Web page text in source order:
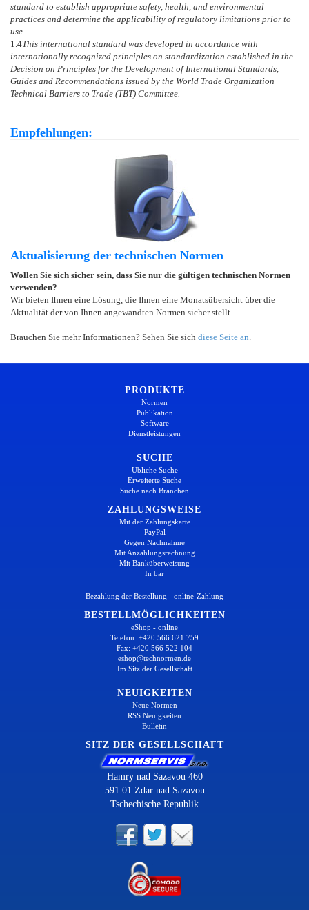
standard to establish appropriate safety, health, and environmental
practices and determine the applicability of regulatory limitations prior to
use.
1.4This international standard was developed in accordance with
internationally recognized principles on standardization established in the
Decision on Principles for the Development of International Standards,
Guides and Recommendations issued by the World Trade Organization
Technical Barriers to Trade (TBT) Committee.
Empfehlungen:
Aktualisierung der technischen Normen
Wollen Sie sich sicher sein, dass Sie nur die gültigen technischen Normen
verwenden?
Wir bieten Ihnen eine Lösung, die Ihnen eine Monatsübersicht über die
Aktualität der von Ihnen angewandten Normen sicher stellt.
Brauchen Sie mehr Informationen? Sehen Sie sich diese Seite an
PRODUKTE
Normen
Publikation
Software
Dienstleistungen
SUCHE
Übliche Suche
Erweiterte Suche
Suche nach Branchen
ZAHLUNGSWEISE
Mit der Zahlungskarte
PayPal
Gegen Nachnahme
Mit Anzahlungsrechnung
Mit Banküberweisung
In bar
Bezahlung der Bestellung - online-Zahlung
BESTELLMÖGLICHKEITEN
eShop - online
Telefon: +420 566 621 759
Fax: +420 566 522 104
eshop@technormen.de
Im Sitz der Gesellschaft
NEUIGKEITEN
Neue Normen
RSS Neuigkeiten
Bulletin
SITZ DER GESELLSCHAFT
Hamry nad Sazavou 460
591 01 Zdar nad Sazavou
Tschechische Republik